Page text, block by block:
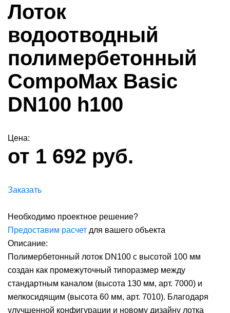
Лоток
водоотводный
полимербетонный
CompoMax Basic
DN100 h100
Цена:
от 1 692 руб.
Заказать
Необходимо проектное решение?
Предоставим расчет для вашего объекта
Описание:
Полимербетонный лоток DN100 с высотой 100 мм
создан как промежуточный типоразмер между
стандартным каналом (высота 130 мм, арт. 7000) и
мелкосидящим (высота 60 мм, арт. 7010). Благодаря
улучшенной конфигурации и новому дизайну лотка